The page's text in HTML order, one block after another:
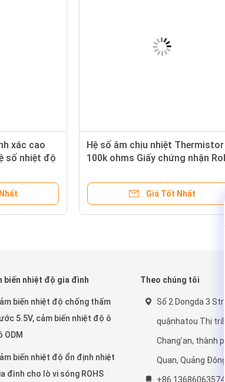
xác cao
số nhiệt độ
Hệ số âm chịu nhiệt Thermistor
100k ohms Giấy chứng nhận
Giá Tốt Nhất
biến nhiệt độ gia đình
biến nhiệt độ chống thấm
5.5V, cảm biến nhiệt độ ô
ODM
biến nhiệt độ ổn định nhiệt
đình cho lò vi sóng ROHS
Theo chúng tôi
Số 2 Dongda 3
quậnhatou Thị trấn
Chang’an, thành
Quan, Quảng Đông
+86 13686063574